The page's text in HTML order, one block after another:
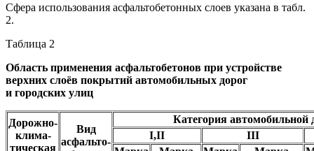
Сфера использования асфальтобетонных слоев указана в табл.
2.
Таблица 2
Область применения асфальтобетонов при устройстве
верхних слоёв покрытий автомобильных дорог
и городских улиц
Дорожно-
клима-
тическая
Вид
асфальто-
Категория автомобильной
I,II
III